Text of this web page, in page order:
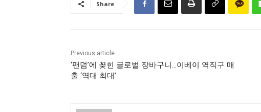
Share
Previous article
‘팬덤’에 꽂힌 글로벌 장바구니…이베이 역직구 매
출 ‘역대 최대’